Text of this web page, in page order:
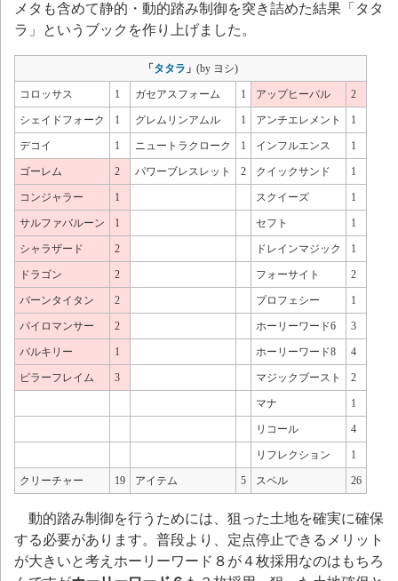
メタも含めて静的・動的踏み制御を突き詰めた結果「タタ
ラ」というブックを作り上げました。
「 タタラ 」 (by ヨシ)
コロッサス 1 ガセアスフォーム 1 アップヒーバル 2
シェイドフォーク 1 グレムリンアムル 1 アンチエレメント 1
デコイ 1 ニュートラクローク 1 インフルエンス 1
ゴーレム 2 パワーブレスレット 2 クイックサンド 1
コンジャラー 1 スクイーズ 1
サルファバルーン 1 セフト 1
シャラザード 2 ドレインマジック 1
ドラゴン 2 フォーサイト 2
バーンタイタン 2 プロフェシー 1
パイロマンサー 2 ホーリーワード6 3
バルキリー 1 ホーリーワード8 4
ピラーフレイム 3 マジックブースト 2
マナ 1
リコール 4
リフレクション 1
クリーチャー 19 アイテム 5 スペル 26
動的踏み制御を行うためには、狙った土地を確実に確保
する必要があります。普段より、定点停止できるメリット
が大きいと考えホーリーワード８が４枚採用なのはもちろ